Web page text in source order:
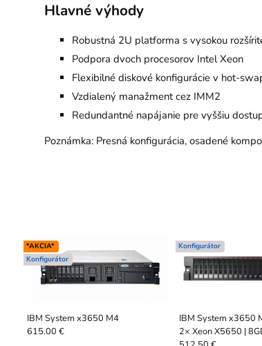
Hlavné výhody
Robustná 2U platforma s vysokou
Podpora dvoch procesorov Intel Xeon
Flexibilné diskové konfigurácie v hot-
Vzdialený manažment cez IMM2
Redundantné napájanie pre vyššiu
Poznámka: Presná konfigurácia, osadené
IBM System x3650 M4
*AKCIA*
Konfigurátor
615.00 €
IBM System x3650
2× Xeon X5650 |
Konfigurátor